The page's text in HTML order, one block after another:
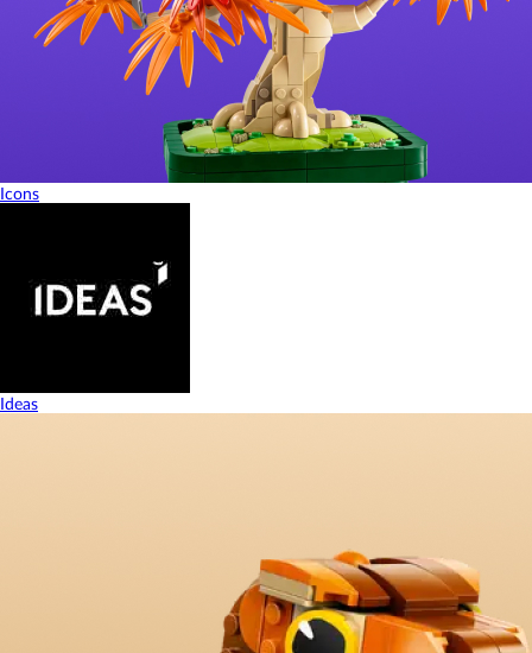
Icons
Ideas